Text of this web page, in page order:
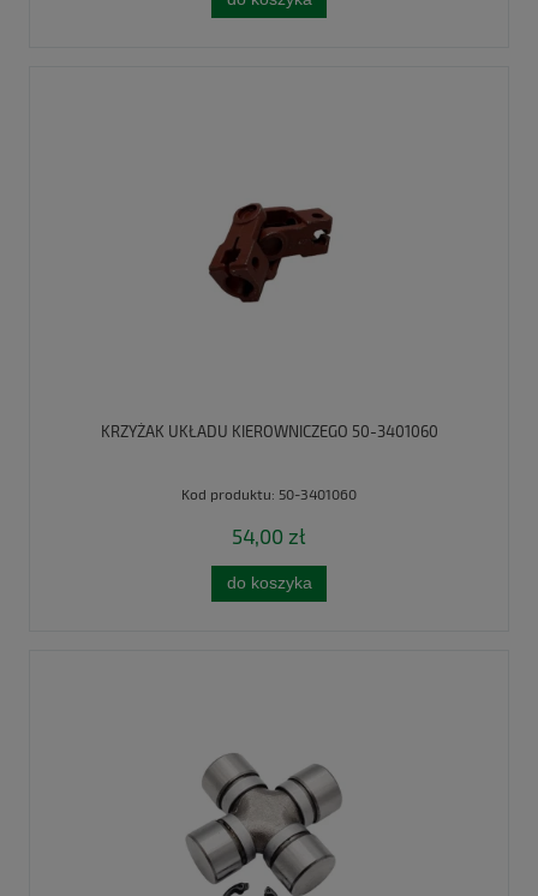
KRZYŻAK UKŁADU KIEROWNICZEGO 50-3401060
Kod produktu: 50-3401060
54,00 zł
do koszyka